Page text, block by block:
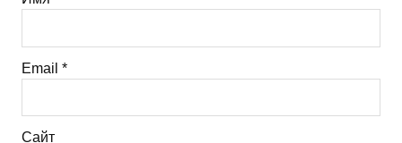
Email *
Сайт